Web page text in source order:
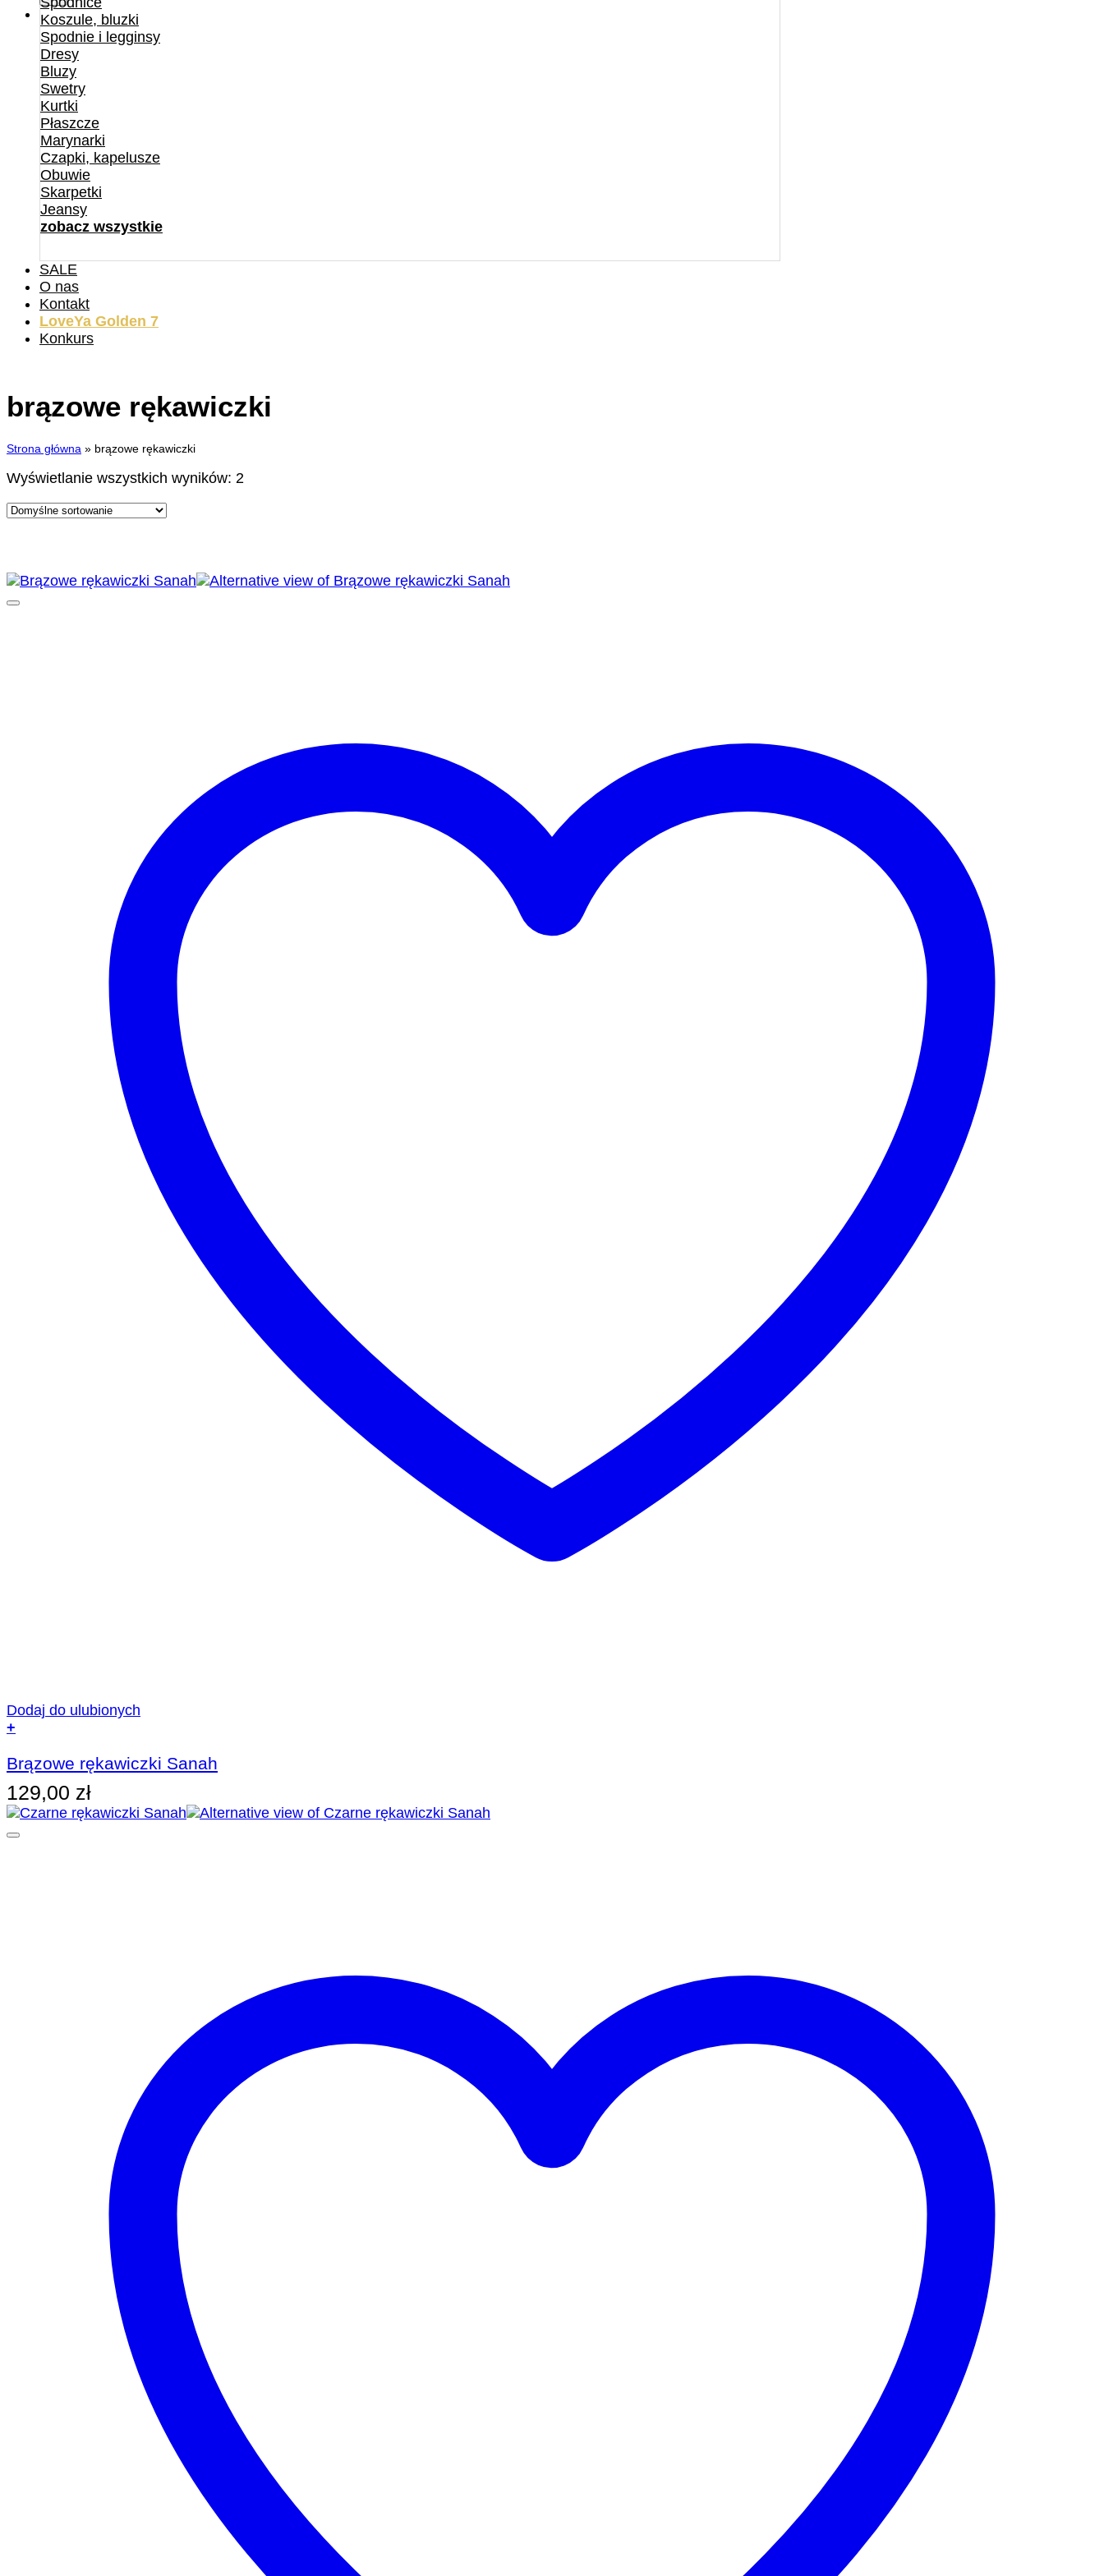
Koszule, bluzki
Spodnie i legginsy
Dresy
Bluzy
Swetry
Kurtki
Płaszcze
Marynarki
Czapki, kapelusze
Obuwie
Skarpetki
Jeansy
zobacz wszystkie
SALE
O nas
Kontakt
LoveYa Golden 7
Konkurs
brązowe rękawiczki
Strona główna » brązowe rękawiczki
Wyświetlanie wszystkich wyników: 2
Dodaj do ulubionych
+
Brązowe rękawiczki Sanah
129,00 zł